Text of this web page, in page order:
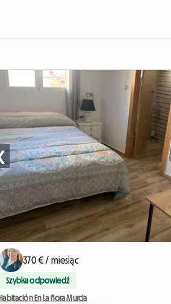
370 € / miesiąc
Szybka odpowiedź
Habitación En La ñora Murcia